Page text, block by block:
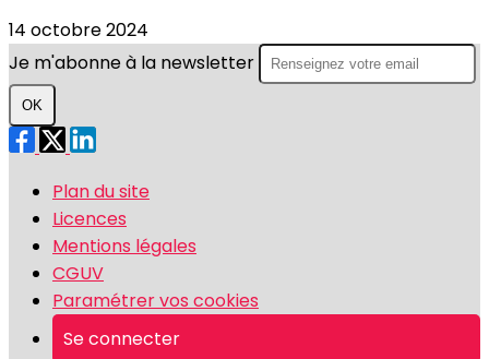
14 octobre 2024
Je m'abonne à la newsletter
OK
Plan du site
Licences
Mentions légales
CGUV
Paramétrer vos cookies
Se connecter